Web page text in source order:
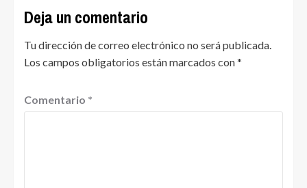
Deja un comentario
Tu dirección de correo electrónico no será publicada.
Los campos obligatorios están marcados con*
Comentario *